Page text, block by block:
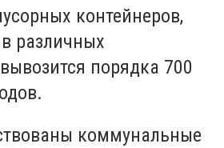
контейнеров,
различных
порядка 700
коммунальные